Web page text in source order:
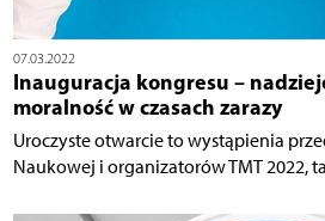
07.03.2022
Inauguracja kongresu –
moralność w czasach zarazy
Uroczyste otwarcie to wystąpienia
Naukowej i organizatorów TMT 2022,